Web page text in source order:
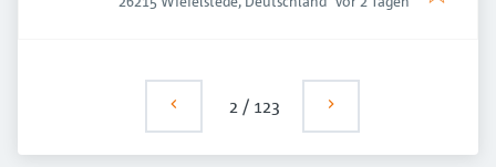
2 / 123